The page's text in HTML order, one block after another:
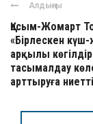
Алдыңғы
Қасым-Жомарт
«Бірлескен күш-
арқылы
тасымалдау
арттыруға